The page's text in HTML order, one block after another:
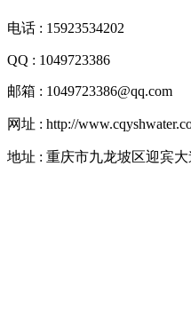
电话 : 15923534202
QQ : 1049723386
邮箱 : 1049723386@qq.com
网址 : http://
地址 : 重庆市九龙坡区迎宾大